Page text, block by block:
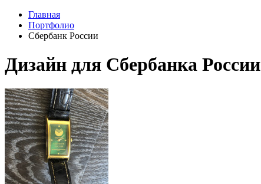
Главная
Портфолио
Сбербанк России
Дизайн для Сбербанка России